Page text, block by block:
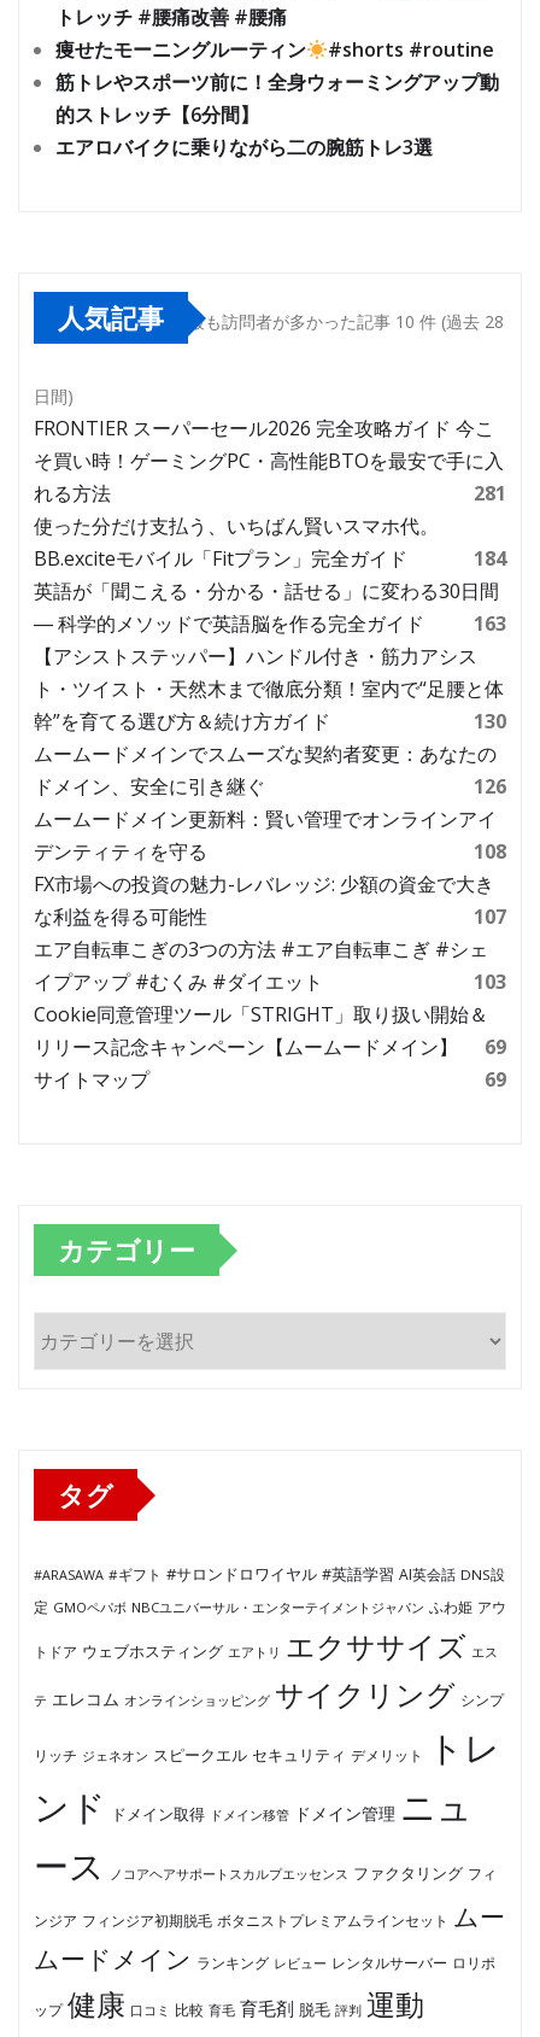
トレッチ #腰痛改善 #腰痛
痩せたモーニングルーティン
#shorts #routine
筋トレやスポーツ前に！全身ウォーミングアップ動
的ストレッチ【6分間】
エアロバイクに乗りながら二の腕筋トレ3選
人気記事 最も訪問者が多かった記事 10 件 (過去 28
日間)
FRONTIER スーパーセール2026 完全攻略ガイド 今こ
そ買い時！ゲーミングPC・高性能BTOを最安で手に入
れる方法
281
使った分だけ支払う、いちばん賢いスマホ代。
BB.exciteモバイル「Fitプラン」完全ガイド
184
英語が「聞こえる・分かる・話せる」に変わる30日間
― 科学的メソッドで英語脳を作る完全ガイド
163
【アシストステッパー】ハンドル付き・筋力アシス
ト・ツイスト・天然木まで徹底分類！室内で“足腰と体
幹”を育てる選び方＆続け方ガイド
130
ムームードメインでスムーズな契約者変更：あなたの
ドメイン、安全に引き継ぐ
126
ムームードメイン更新料：賢い管理でオンラインアイ
デンティティを守る
108
FX市場への投資の魅力-レバレッジ: 少額の資金で大き
な利益を得る可能性
107
エア自転車こぎの3つの方法 #エア自転車こぎ #シェ
イプアップ #むくみ #ダイエット
103
Cookie同意管理ツール「STRIGHT」取り扱い開始＆
リリース記念キャンペーン【ムームードメイン】
69
サイトマップ
69
カテゴリー
テ
タグ
#ARASAWA #ギフト #サロンドロワイヤル #英語学習 AI英会話 DNS設
定 GMOペパボ NBCユニバーサル・エンターテイメントジャパン ふわ姫 アウ
トドア ウェブホスティング エアトリ エクササイズ エス
テ エレコム オンラインショッピング サイクリング シンプ
リッチ ジェネオン スピークエル セキュリティ デメリット
トレ
ンド
ドメイン取得 ドメイン移管 ドメイン管理 ニュ
ース
ノコアヘアサポートスカルプエッセンス ファクタリング フィ
ンジア フィンジア初期脱毛 ボタニストプレミアムラインセット ムー
ムードメイン ランキング レビュー レンタルサーバー ロリポ
ップ 健康 口コミ 比較 育毛 育毛剤 脱毛 評判 運動